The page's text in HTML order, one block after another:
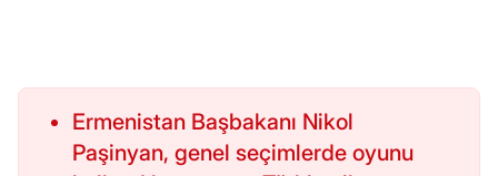
Ermenistan Başbakanı Nikol
Paşinyan, genel seçimlerde oyunu